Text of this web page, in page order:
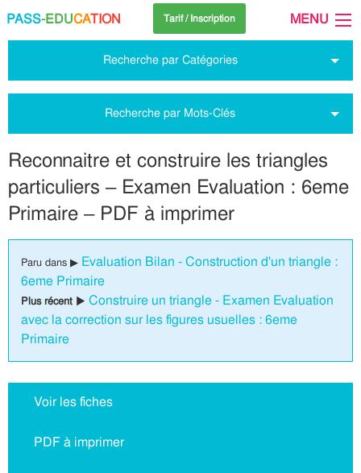
PASS-EDUCATION Tarif / Inscription MENU
Recherche par Catégories
Recherche par Mots-Clés
Reconnaitre et construire les triangles
particuliers – Examen Evaluation : 6eme
Primaire – PDF à imprimer
Paru dans ▶ Evaluation Bilan - Construction d'un triangle :
6eme Primaire
Plus récent ▶ Construire un triangle - Examen Evaluation
avec la correction sur les figures usuelles : 6eme
Primaire
Voir les fiches
PDF à imprimer